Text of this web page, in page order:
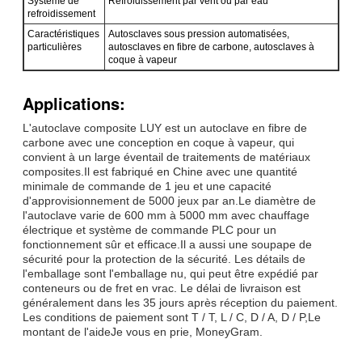
refroidissement
Caractéristiques
particulières
Autosclaves sous pression automatisées,
autosclaves en fibre de carbone, autosclaves à
coque à vapeur
Applications:
L'autoclave composite LUY est un autoclave en fibre de
carbone avec une conception en coque à vapeur, qui
convient à un large éventail de traitements de matériaux
composites.Il est fabriqué en Chine avec une quantité
minimale de commande de 1 jeu et une capacité
d'approvisionnement de 5000 jeux par an.Le diamètre de
l'autoclave varie de 600 mm à 5000 mm avec chauffage
électrique et système de commande PLC pour un
fonctionnement sûr et efficace.Il a aussi une soupape de
sécurité pour la protection de la sécurité. Les détails de
l'emballage sont l'emballage nu, qui peut être expédié par
conteneurs ou de fret en vrac. Le délai de livraison est
généralement dans les 35 jours après réception du paiement.
Les conditions de paiement sont T / T, L / C, D / A, D / P,Le
montant de l'aideJe vous en prie, MoneyGram.